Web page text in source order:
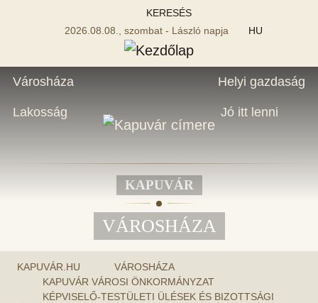
KERESÉS
2026.08.08., szombat - László napja
HU
Városháza
Lakosság
Helyi gazdaság
Jó itt lenni
KAPUVÁR
VÁROSHÁZA
KAPUVÁR.HU
VÁROSHÁZA
KAPUVÁR VÁROSI ÖNKORMÁNYZAT
KÉPVISELŐ-TESTÜLETI ÜLÉSEK ÉS BIZOTTSÁGI